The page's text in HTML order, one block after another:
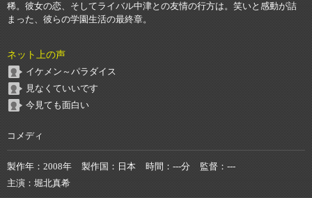
稀。彼女の恋、そしてライバル中津との友情の行方は。笑いと感動が詰
まった、彼らの学園生活の最終章。
ネット上の声
イケメン～パラダイス
見なくていいです
今見ても面白い
コメディ
製作年 2008年 製作国 日本 時間 ---分 監督
---
主演
堀北真希